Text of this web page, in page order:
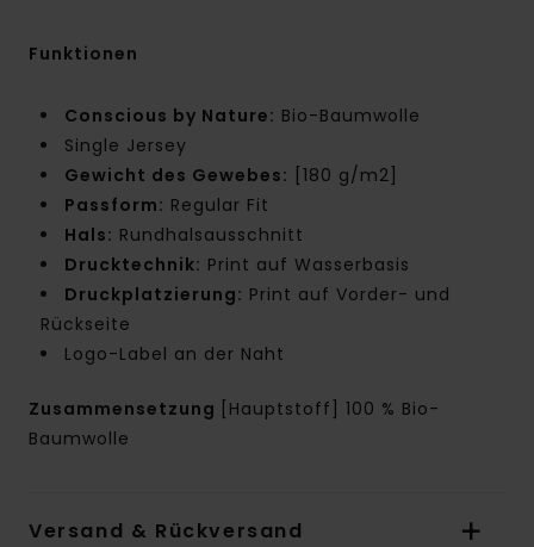
Funktionen
Conscious by Nature: Bio-Baumwolle
Single Jersey
Gewicht des Gewebes: [180 g/m2]
Passform: Regular Fit
Hals: Rundhalsausschnitt
Drucktechnik: Print auf Wasserbasis
Druckplatzierung: Print auf Vorder- und
Rückseite
Logo-Label an der Naht
Zusammensetzung
[Hauptstoff] 100 % Bio-
Baumwolle
Versand & Rückversand